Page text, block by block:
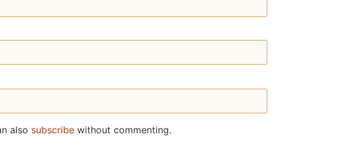
also subscribe without commenting.